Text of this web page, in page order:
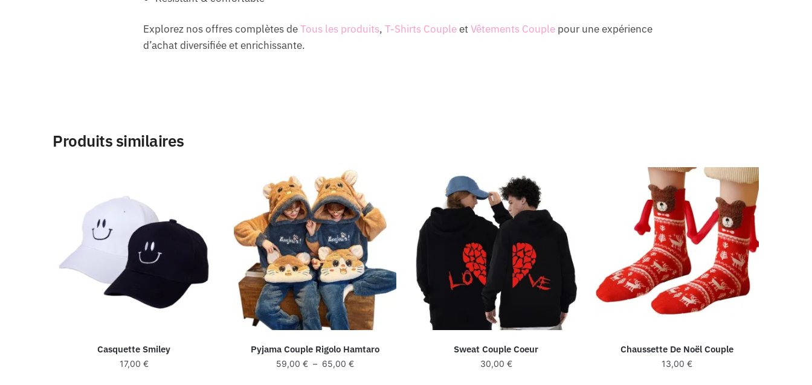
Explorez nos offres complètes deTous les produits, T-Shirts CoupleetVêtements Couplepour une expérience
d’achat diversifiée et enrichissante.
Produits similaires
Casquette Smiley
17,00 €
Pyjama Couple Rigolo Hamtaro
59,00 € – 65,00 €Plage
Sweat Couple Coeur
30,00 €
Chaussette De Noël Couple
13,00€